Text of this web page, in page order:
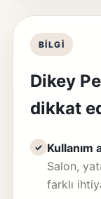
BILGI
Dikey
dikkat
✓ Kullanım
Salon,
farklı